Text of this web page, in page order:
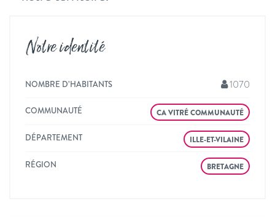
Notre identité
NOMBRE D’HABITANTS 1070
COMMUNAUTÉ CA VITRÉ COMMUNAUTÉ
DÉPARTEMENT ILLE-ET-VILAINE
RÉGION BRETAGNE